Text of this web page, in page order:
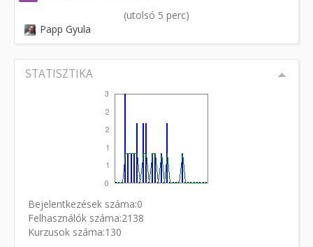
(utolsó 5 perc)
Papp Gyula
STATISZTIKA
Bejelentkezések száma:0
Felhasználók száma:2138
Kurzusok száma:130